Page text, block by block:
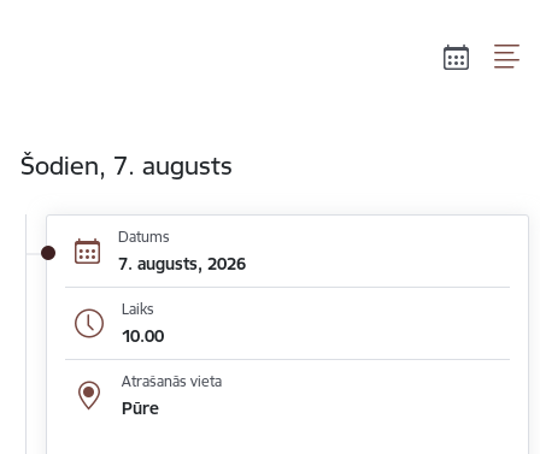
Šodien, 7. augusts
Datums
7. augusts, 2026
Laiks
10.00
Atrašanās vieta
Pūre